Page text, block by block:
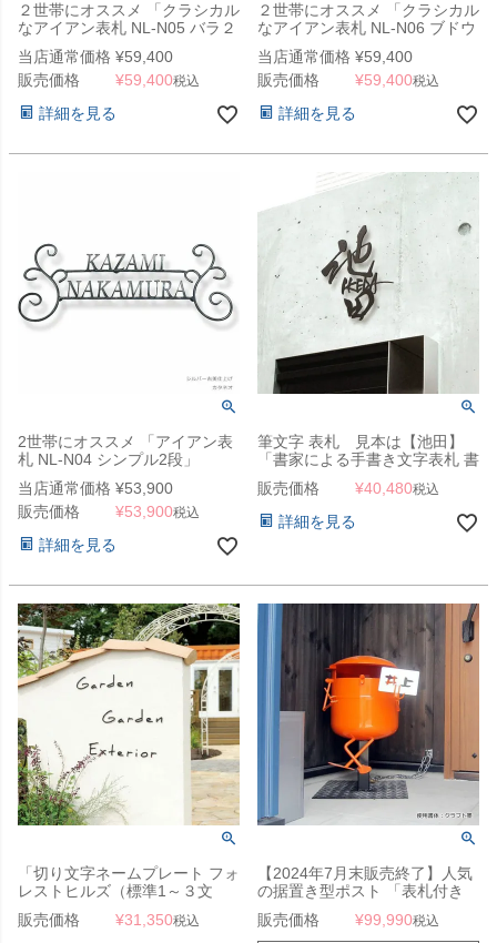
２世帯にオススメ 「クラシカル
なアイアン表札 NL-N05 バラ２
段」
当店通常価格 ¥59,400
販売価格
¥59,400税込
詳細を見る
２世帯にオススメ 「クラシカル
なアイアン表札 NL-N06 ブドウ
２段」
当店通常価格 ¥59,400
販売価格
¥59,400税込
詳細を見る
2世帯にオススメ 「アイアン表
札 NL-N04 シンプル2段」
当店通常価格 ¥53,900
販売価格
¥53,900税込
詳細を見る
筆文字 表札 見本は【池田】
「書家による手書き文字表札 書
ASOBI表札（SHO ASOBI
SIGN）」イージーメンテナン
ス 切り文字表札
販売価格 ¥40,480税込
詳細を見る
「切り文字ネームプレート フォ
レストヒルズ（標準1～３文
字）」
販売価格 ¥31,350税込
【2024年7月末販売終了】人気
の据置き型ポスト 「表札付き
ボンポス （BOMPOS） ＃1」
販売価格 ¥99,990税込